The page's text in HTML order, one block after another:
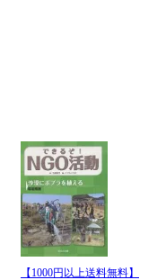
【1000円以上送料無料】